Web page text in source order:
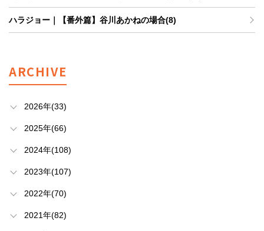
ハラジョー｜【番外篇】谷川あかねの場合(8)
ARCHIVE
2026年(33)
2025年(66)
2024年(108)
2023年(107)
2022年(70)
2021年(82)